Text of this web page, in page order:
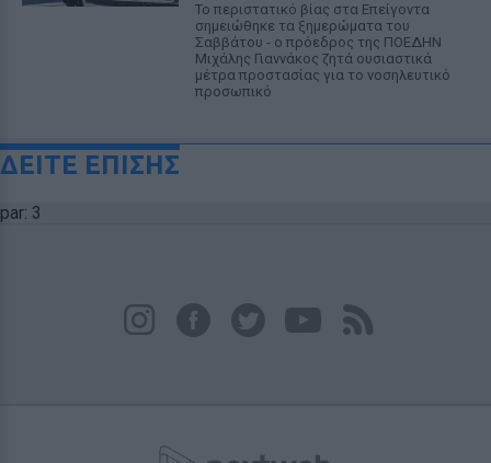
Το περιστατικό βίας στα Επείγοντα
σημειώθηκε τα ξημερώματα του
Σαββάτου - ο πρόεδρος της ΠΟΕΔΗΝ
Μιχάλης Γιαννάκος ζητά ουσιαστικά
μέτρα προστασίας για το νοσηλευτικό
προσωπικό
ΔΕΙΤΕ ΕΠΙΣΗΣ
par: 3